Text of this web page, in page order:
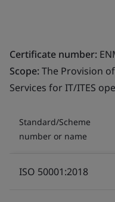
Certificate number:
Scope:The Provision
Services for IT/ITES
Standard/Scheme
number or name
ISO 50001:2018